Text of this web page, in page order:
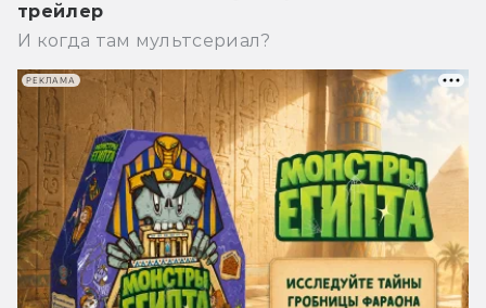
трейлер
И когда там мультсериал?
РЕКЛАМА